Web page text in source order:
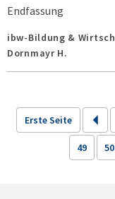
Endfassung
ibw-Bildung &
Dornmayr H.
Erste Seite
49 50